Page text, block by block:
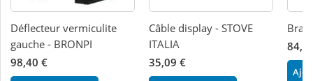
Déflecteur vermiculite
gauche - BRONPI
98,40 €
Câble display - STOVE
ITALIA
35,09 €